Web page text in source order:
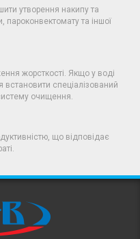
утворення накипу та
та іншої
жорсткості. Якщо у воді
встановити спеціалізований
очищення.
що відповідає